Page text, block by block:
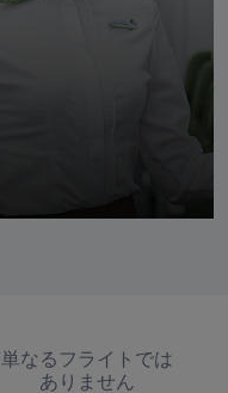
単なるフライトでは
ありません